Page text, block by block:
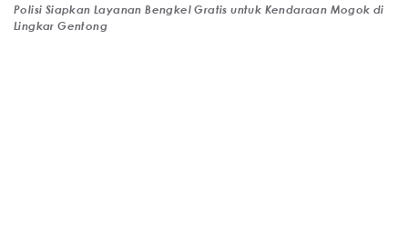
Polisi Siapkan Layanan Bengkel Gratis untuk Kendaraan Mogok di
Lingkar Gentong